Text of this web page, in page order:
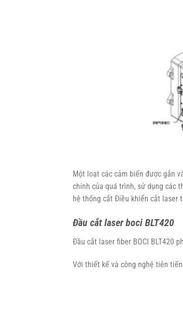
Một loạt các cảm biến được gắn
chính của quá trình, sử dụng các
hệ thống cắt Điều khiển cắt laser
Đầu cắt laser boci BLT420
Đầu cắt laser fiber BOCI BLT420
Với thiết kế và công nghệ tiên